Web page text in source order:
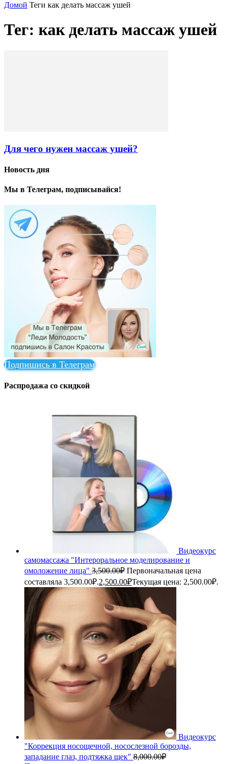
Домой Теги как делать массаж ушей
Тег: как делать массаж ушей
Для чего нужен массаж ушей?
Новость дня
Мы в Телеграм, подписывайся!
Подпишись в Телеграм
Распродажа со скидкой
Видеокурс
самомассажа "Интероральное моделирование и
омоложение лица" 3,500.00₽ Первоначальная цена
составляла 3,500.00₽.2,500.00₽Текущая цена: 2,500.00₽.
Видеокурс
"Коррекция носощечной, носослезной борозды,
западание глаз, подтяжка щек" 8,000.00₽